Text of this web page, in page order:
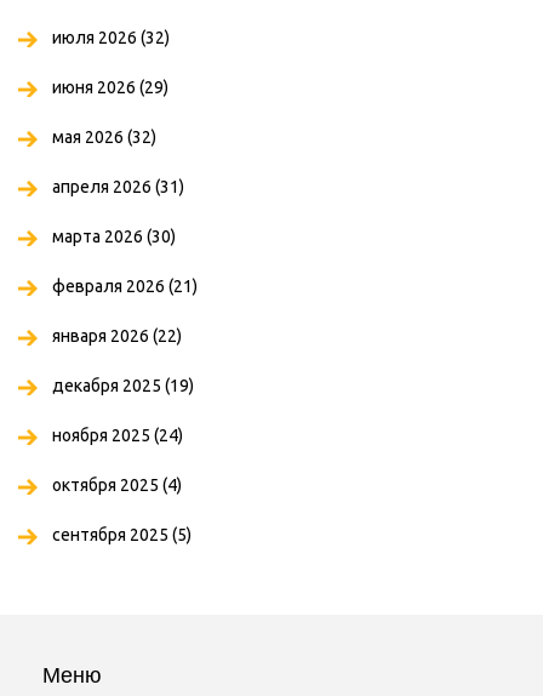
июля 2026 (32)
июня 2026 (29)
мая 2026 (32)
апреля 2026 (31)
марта 2026 (30)
февраля 2026 (21)
января 2026 (22)
декабря 2025 (19)
ноября 2025 (24)
октября 2025 (4)
сентября 2025 (5)
Меню